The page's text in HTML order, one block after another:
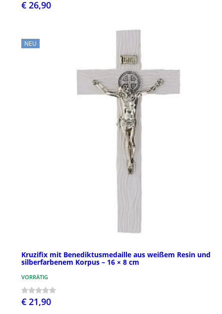
€ 26,90
NEU
Kruzifix mit Benediktusmedaille aus weißem Resin und
silberfarbenem Korpus – 16 × 8 cm
VORRÄTIG
€ 21,90